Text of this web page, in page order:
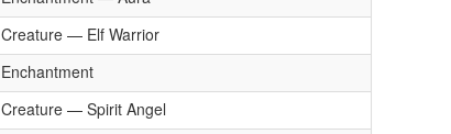
Creature — Elf Warrior
Enchantment
Creature — Spirit Angel